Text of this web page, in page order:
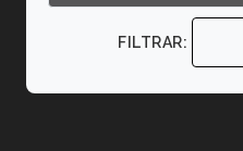
FILTRAR: